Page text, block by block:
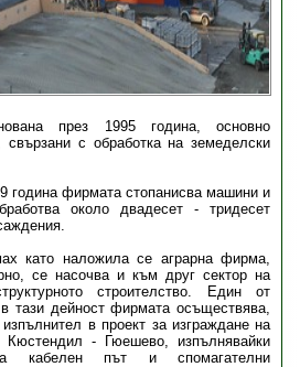
през 1995 година, основно
свързани с обработка на земеделски
година фирмата стопанисва машини и
около двадесет - тридесет
като наложила се аграрна фирма,
се насочва и към друг сектор на
строителство. Един от
тази дейност фирмата осъществява,
в проект за изграждане на
Кюстендил - Гюешево, изпълнявайки
кабелен път и спомагателни